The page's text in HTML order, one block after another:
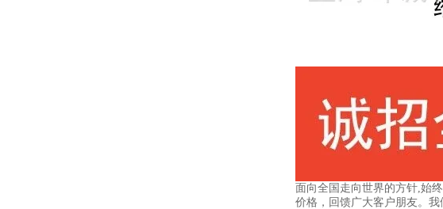
面向全国走向世界的方针,始
价格，回馈广大客户朋友。我